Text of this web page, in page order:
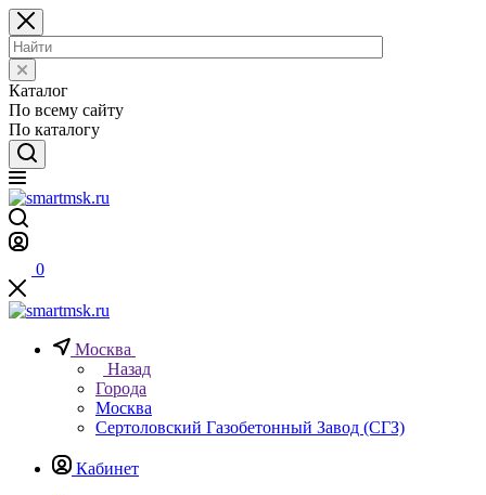
Каталог
По всему сайту
По каталогу
0
Москва
Назад
Города
Москва
Сертоловский Газобетонный Завод (СГЗ)
Кабинет